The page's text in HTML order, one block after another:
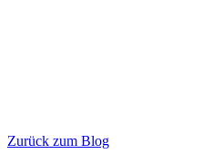
Zurück zum Blog